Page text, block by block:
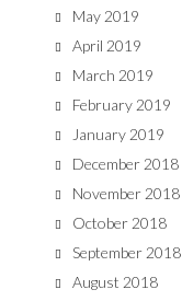
May 2019
April 2019
March 2019
February 2019
January 2019
December 2018
November 2018
October 2018
September 2018
August 2018